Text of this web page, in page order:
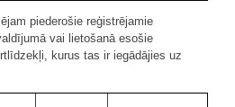
piederošie reģistrējamie
vai lietošanā esošie
kurus tas ir iegādājies uz